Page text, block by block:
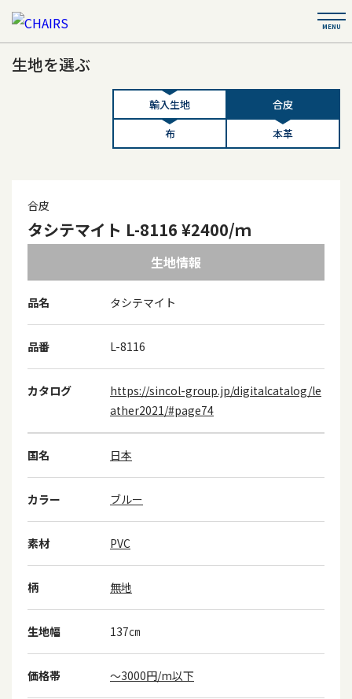
生地を選ぶ
輸入生地
合皮
布
本革
合皮
タシテマイト L-8116 ¥2400/ｍ
生地情報
品名 タシテマイト
品番 L-8116
カタログ
https://sincol-group.jp/digitalcatalog/le
ather2021/#page74
国名 日本
カラー ブルー
素材 PVC
柄 無地
生地幅 137㎝
価格帯 ～3000円/m以下